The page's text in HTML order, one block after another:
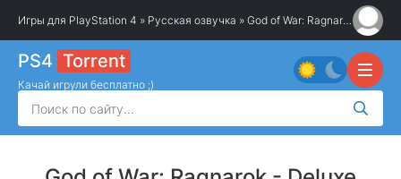
Игры для PlayStation 4 » Русская озвучка » God of War: Ragnarok - Deluxe Edition
PS4 Torrent
Качай игрули бесплатно ;)